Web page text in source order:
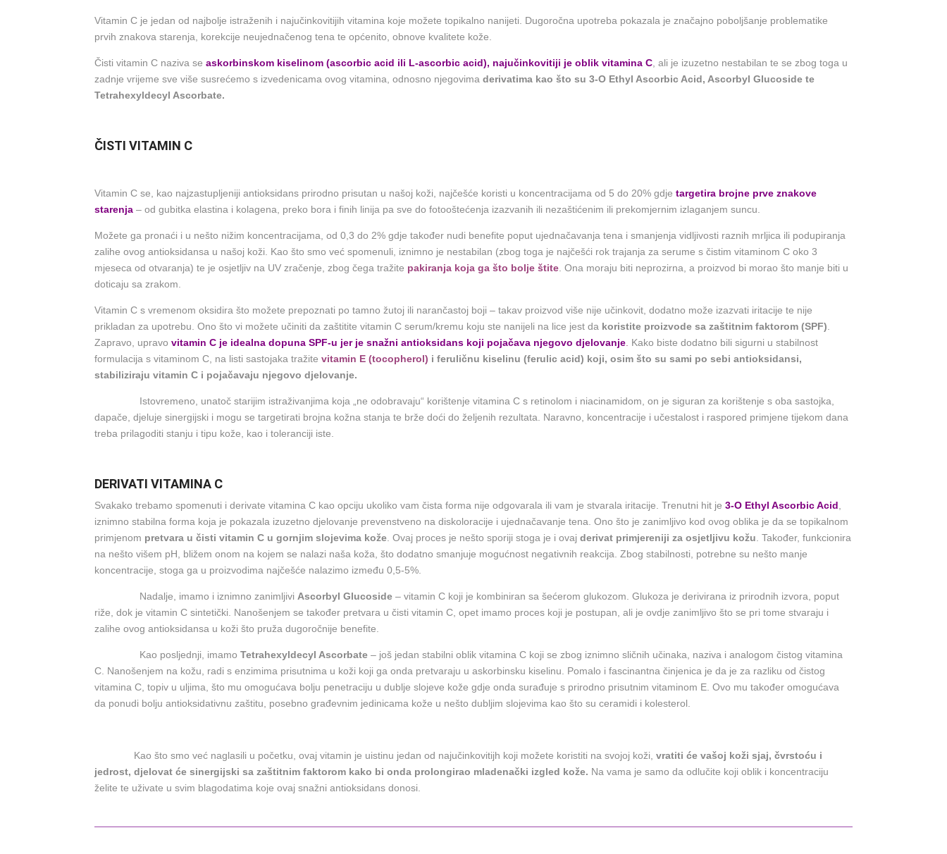
Vitamin C je jedan od najbolje istraženih i najučinkovitijih vitamina koje možete topikalno nanijeti. Dugoročna upotreba pokazala je značajno poboljšanje problematike
prvih znakova starenja, korekcije neujednačenog tena te općenito, obnove kvalitete kože.
Čisti vitamin C naziva seaskorbinskom kiselinom (ascorbic acid ili L-ascorbic acid), najučinkovitiji je oblik vitamina C, ali je izuzetno nestabilan te se zbog toga u
zadnje vrijeme sve više susrećemo s izvedenicama ovog vitamina, odnosno njegovimaderivatima kao što su 3-O Ethyl Ascorbic Acid, Ascorbyl Glucoside te
Tetrahexyldecyl Ascorbate.
ČISTI VITAMIN C
Vitamin C se, kao najzastupljeniji antioksidans prirodno prisutan u našoj koži, najčešće koristi u koncentracijama od 5 do 20% gdjetargetira brojne prve znakove
starenja – od gubitka elastina i kolagena, preko bora i finih linija pa sve do fotooštećenja izazvanih ili nezaštićenim ili prekomjernim izlaganjem suncu.
Možete ga pronaći i u nešto nižim koncentracijama, od 0,3 do 2% gdje također nudi benefite poput ujednačavanja tena i smanjenja vidljivosti raznih mrljica ili podupiranja
zalihe ovog antioksidansa u našoj koži. Kao što smo već spomenuli, iznimno je nestabilan (zbog toga je najčešći rok trajanja za serume s čistim vitaminom C oko 3
mjeseca od otvaranja) te je osjetljiv na UV zračenje, zbog čega tražite pakiranja koja ga što bolje štite. Ona moraju biti neprozirna, a proizvod bi morao što manje biti u
doticaju sa zrakom.
Vitamin C s vremenom oksidira što možete prepoznati po tamno žutoj ili narančastoj boji – takav proizvod više nije učinkovit, dodatno može izazvati iritacije te nije
prikladan za upotrebu. Ono što vi možete učiniti da zaštitite vitamin C serum/kremu koju ste nanijeli na lice jest da koristite proizvode sa zaštitnim faktorom (SPF).
Zapravo, upravovitamin C je idealna dopuna SPF-u jer je snažni antioksidans koji pojačava njegovo djelovanje. Kako biste dodatno bili sigurni u stabilnost
formulacija s vitaminom C, na listi sastojaka tražitevitamin E (tocopherol) i feruličnu kiselinu (ferulic acid) koji, osim što su sami po sebi antioksidansi,
stabiliziraju vitamin C i pojačavaju njegovo djelovanje.
Istovremeno, unatoč starijim istraživanjima koja „ne odobravaju“ korištenje vitamina C s retinolom i niacinamidom, on je siguran za korištenje s oba sastojka,
dapače, djeluje sinergijski i mogu se targetirati brojna kožna stanja te brže doći do željenih rezultata. Naravno, koncentracije i učestalost i raspored primjene tijekom dana
treba prilagoditi stanju i tipu kože, kao i toleranciji iste.
DERIVATI VITAMINA C
Svakako trebamo spomenuti i derivate vitamina C kao opciju ukoliko vam čista forma nije odgovarala ili vam je stvarala iritacije. Trenutni hit je3-O Ethyl Ascorbic Acid,
iznimno stabilna forma koja je pokazala izuzetno djelovanje prevenstveno na diskoloracije i ujednačavanje tena. Ono što je zanimljivo kod ovog oblika je da se topikalnom
primjenom pretvara u čisti vitamin C u gornjim slojevima kože. Ovaj proces je nešto sporiji stoga je i ovajderivat primjereniji za osjetljivu kožu. Također, funkcionira
na nešto višem pH, bližem onom na kojem se nalazi naša koža, što dodatno smanjuje mogućnost negativnih reakcija. Zbog stabilnosti, potrebne su nešto manje
koncentracije, stoga ga u proizvodima najčešće nalazimo između 0,5-5%.
Nadalje, imamo i iznimno zanimljiviAscorbyl Glucoside – vitamin C koji je kombiniran sa šećerom glukozom. Glukoza je derivirana iz prirodnih izvora, poput
riže, dok je vitamin C sintetički. Nanošenjem se također pretvara u čisti vitamin C, opet imamo proces koji je postupan, ali je ovdje zanimljivo što se pri tome stvaraju i
zalihe ovog antioksidansa u koži što pruža dugoročnije benefite.
Kao posljednji, imamoTetrahexyldecyl Ascorbate – još jedan stabilni oblik vitamina C koji se zbog iznimno sličnih učinaka, naziva i analogom čistog vitamina
C. Nanošenjem na kožu, radi s enzimima prisutnima u koži koji ga onda pretvaraju u askorbinsku kiselinu. Pomalo i fascinantna činjenica je da je za razliku od čistog
vitamina C, topiv u uljima, što mu omogućava bolju penetraciju u dublje slojeve kože gdje onda surađuje s prirodno prisutnim vitaminom E. Ovo mu također omogućava
da ponudi bolju antioksidativnu zaštitu, posebno građevnim jedinicama kože u nešto dubljim slojevima kao što su ceramidi i kolesterol.
Kao što smo već naglasili u početku, ovaj vitamin je uistinu jedan od najučinkovitijh koji možete koristiti na svojoj koži,vratiti će vašoj koži sjaj, čvrstoću i
jedrost, djelovat će sinergijski sa zaštitnim faktorom kako bi onda prolongirao mladenački izgled kože. Na vama je samo da odlučite koji oblik i koncentraciju
želite te uživate u svim blagodatima koje ovaj snažni antioksidans donosi.